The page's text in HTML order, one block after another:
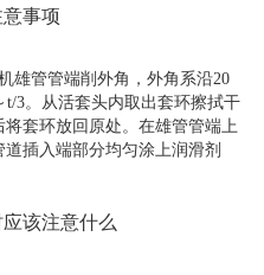
事项
雄管管端削外角，外角系沿20
3。从活套头内取出套环擦拭干
套环放回原处。在雄管管端上
插入端部分均匀涂上润滑剂
该注意什么